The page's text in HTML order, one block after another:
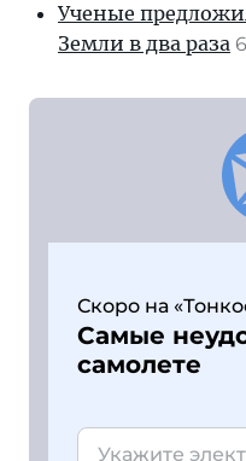
Ученые
Земли в два раза
Скоро на
Самые
самолете